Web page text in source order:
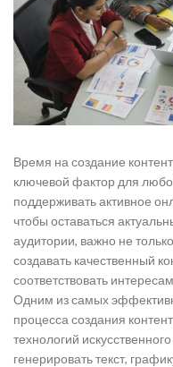
Время на создание
ключевой фактор для
поддерживать активное
чтобы оставаться
аудитории, важно не
создавать качественный
соответствовать
Одним из самых
процесса создания
технологий
генерировать текст,